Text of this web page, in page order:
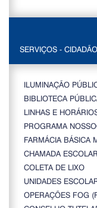
SERVIÇOS - CIDADÃO
ILUMINAÇÃO
BIBLIOTECA
LINHAS E
PROGRAMA
FARMÁCIA BÁSICA
CHAMADA ESCOLAR
COLETA DE LIXO
UNIDADES
OPERAÇÕES FOG